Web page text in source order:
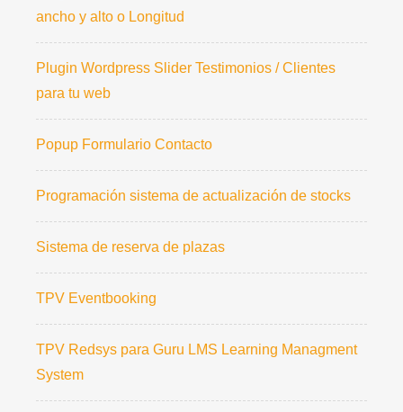
ancho y alto o Longitud
Plugin Wordpress Slider Testimonios / Clientes
para tu web
Popup Formulario Contacto
Programación sistema de actualización de stocks
Sistema de reserva de plazas
TPV Eventbooking
TPV Redsys para Guru LMS Learning Managment
System